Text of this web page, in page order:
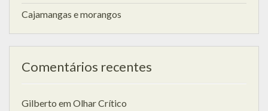
Cajamangas e morangos
Comentários recentes
Gilberto emOlhar Crítico